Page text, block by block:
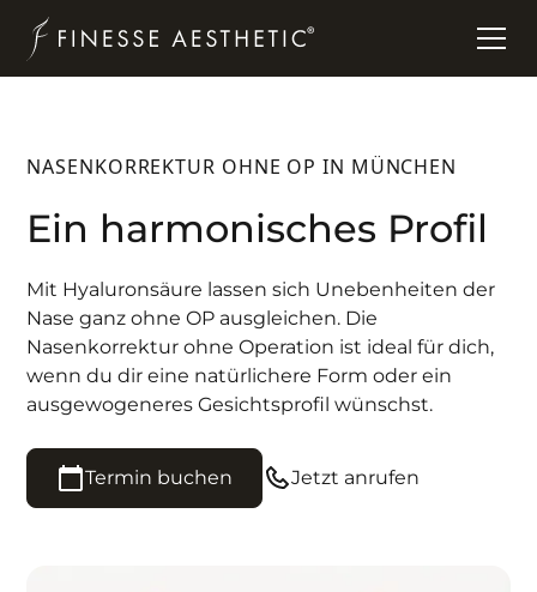
NASENKORREKTUR OHNE OP IN MÜNCHEN
Ein harmonisches Profil
Mit Hyaluronsäure lassen sich Unebenheiten der
Nase ganz ohne OP ausgleichen. Die
Nasenkorrektur ohne Operation ist ideal für dich,
wenn du dir eine natürlichere Form oder ein
ausgewogeneres Gesichtsprofil wünschst.
Termin buchen Jetzt anrufen